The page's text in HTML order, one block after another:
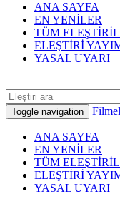
ANA SAYFA
EN YENİLER
TÜM
ELEŞTİRİ
YASAL UYARI
Toggle navigation
ANA SAYFA
EN YENİLER
TÜM
ELEŞTİRİ
YASAL UYARI